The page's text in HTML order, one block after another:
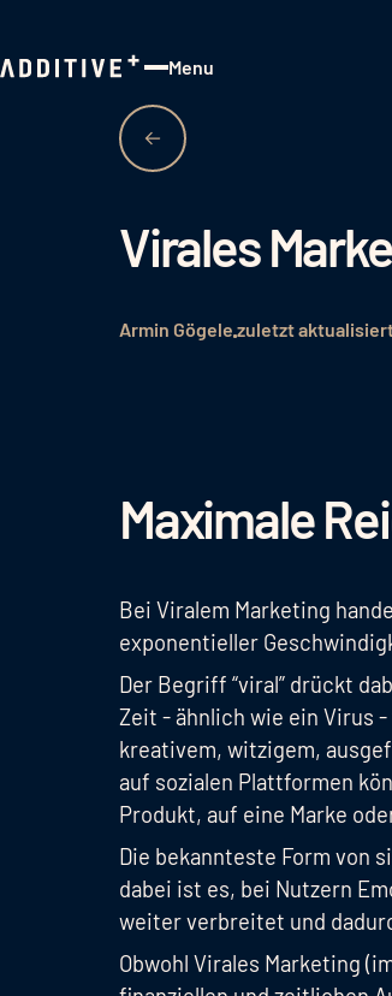
Menu
Virales
Armin Gögele zuletzt
Maximale
Bei Viralem Marketing
exponentieller
Der Begriff “viral” drückt
Zeit - ähnlich wie ein Virus
kreativem, witzigem,
auf sozialen Plattformen
Produkt, auf eine Marke
Die bekannteste Form von
dabei ist es, bei Nutzern
weiter verbreitet und
Obwohl Virales Marketing